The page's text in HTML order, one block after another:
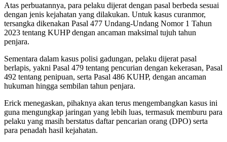
Atas perbuatannya, para pelaku dijerat dengan pasal berbeda sesuai
dengan jenis kejahatan yang dilakukan. Untuk kasus curanmor,
tersangka dikenakan Pasal 477 Undang-Undang Nomor 1 Tahun
2023 tentang KUHP dengan ancaman maksimal tujuh tahun
penjara.
Sementara dalam kasus polisi gadungan, pelaku dijerat pasal
berlapis, yakni Pasal 479 tentang pencurian dengan kekerasan, Pasal
492 tentang penipuan, serta Pasal 486 KUHP, dengan ancaman
hukuman hingga sembilan tahun penjara.
Erick menegaskan, pihaknya akan terus mengembangkan kasus ini
guna mengungkap jaringan yang lebih luas, termasuk memburu para
pelaku yang masih berstatus daftar pencarian orang (DPO) serta
para penadah hasil kejahatan.